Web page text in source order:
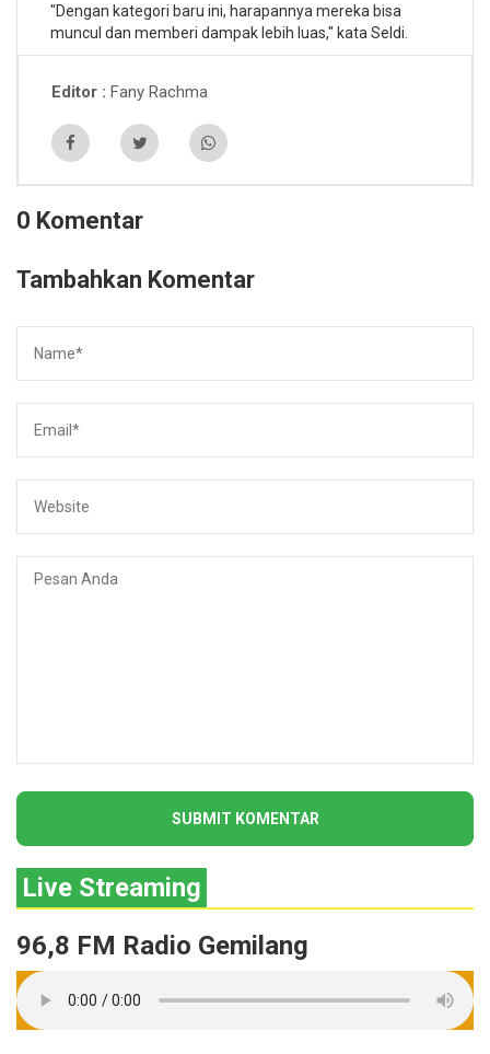
"Dengan kategori baru ini, harapannya mereka bisa
muncul dan memberi dampak lebih luas," kata Seldi.
Editor Fany Rachma
0 Komentar
Tambahkan Komentar
Live Streaming
96,8 FM Radio Gemilang